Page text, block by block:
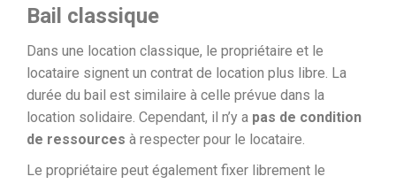
Bail classique
Dans une location classique, le propriétaire et le
locataire signent un contrat de location plus libre. La
durée du bail est similaire à celle prévue dans la
location solidaire. Cependant, il n’y a pas de condition
de ressources à respecter pour le locataire.
Le propriétaire peut également fixer librement le